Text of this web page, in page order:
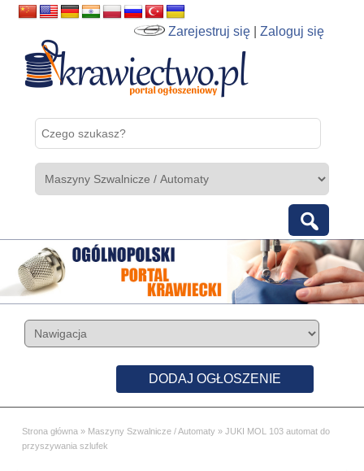
Zarejestruj się |Zaloguj się
DODAJ OGŁOSZENIE
Strona główna » Maszyny Szwalnicze / Automaty » JUKI MOL 103 automat do
przyszywania szlufek